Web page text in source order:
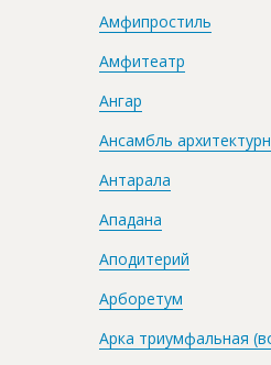
Амфипростиль
Амфитеатр
Ангар
Ансамбль
Антарала
Ападана
Аподитерий
Арборетум
Арка триумфальная